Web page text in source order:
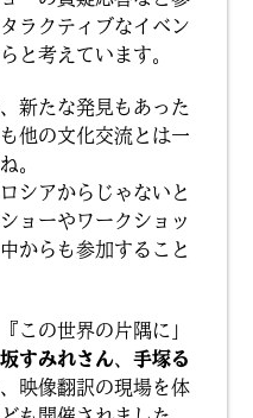
ラクティブなイベン
と考えています。
新たな発見もあった
他の文化交流とは一
。
シアからじゃないと
ョーやワークショッ
からも参加すること
この世界の片隅に」
坂すみれさん、 手塚る
映像翻訳の現場を体